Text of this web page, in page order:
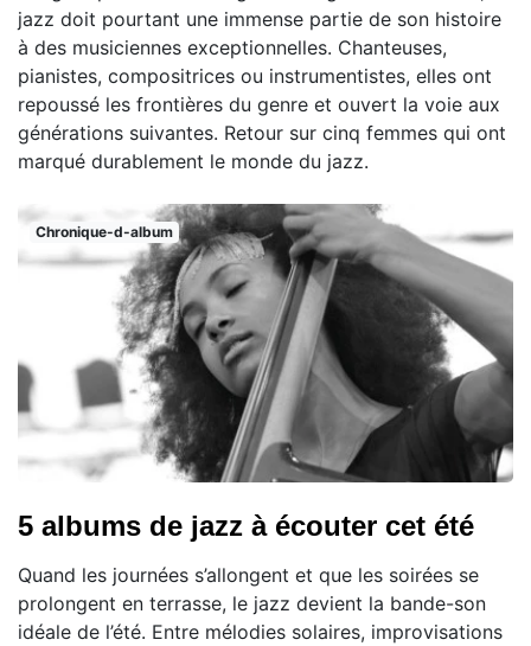
jazz doit pourtant une immense partie de son histoire
à des musiciennes exceptionnelles. Chanteuses,
pianistes, compositrices ou instrumentistes, elles ont
repoussé les frontières du genre et ouvert la voie aux
générations suivantes. Retour sur cinq femmes qui ont
marqué durablement le monde du jazz.
Chronique-d-album
5 albums de jazz à écouter cet été
Quand les journées s’allongent et que les soirées se
prolongent en terrasse, le jazz devient la bande-son
idéale de l’été. Entre mélodies solaires, improvisations